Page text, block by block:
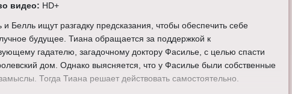
видео: HD+
и Белль ищут разгадку предсказания, чтобы обеспечить себе
будущее. Тиана обращается за поддержкой к
гадателю, загадочному доктору Фасилье, с целью спасти
дом. Однако выясняется, что у Фасилье были собственные
Тогда Тиана решает действовать самостоятельно.